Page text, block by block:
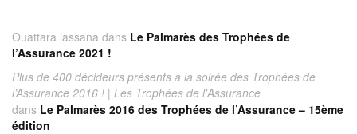
Ouattara lassana dans Le Palmarès des Trophées de
l’Assurance 2021 !
Plus de 400 décideurs présents à la soirée des Trophées de
l’Assurance 2016 ! | Les Trophées de l'Assurance
dans Le Palmarès 2016 des Trophées de l’Assurance – 15ème
édition